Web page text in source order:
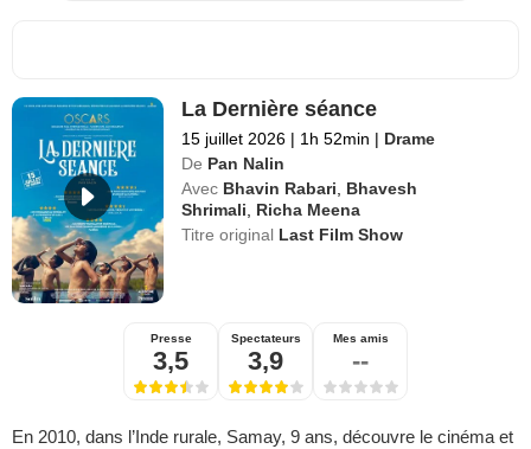
La Dernière séance
15 juillet 2026 | 1h 52min | Drame
De Pan Nalin
Avec Bhavin Rabari
Bhavesh
Shrimali
Richa Meena
Titre original Last Film Show
Presse
3,5
Spectateurs
3,9
Mes amis
--
En 2010, dans l’Inde rurale, Samay, 9 ans, découvre le cinéma et